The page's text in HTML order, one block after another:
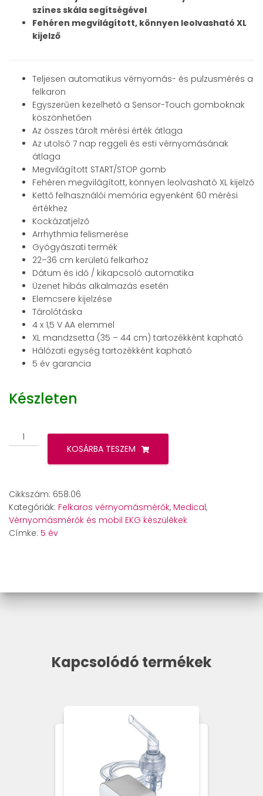
színes skála segítségével
Fehéren megvilágított, könnyen leolvasható XL
kijelző
Teljesen automatikus vérnyomás- és pulzusmérés a
felkaron
Egyszerűen kezelhető a Sensor-Touch gomboknak
köszönhetően
Az összes tárolt mérési érték átlaga
Az utolsó 7 nap reggeli és esti vérnyomásának
átlaga
Megvilágított START/STOP gomb
Fehéren megvilágított, könnyen leolvasható XL kijelző
Kettő felhasználói memória egyenként 60 mérési
értékhez
Kockázatjelző
Arrhythmia felismerése
Gyógyászati termék
22–36 cm kerületű felkarhoz
Dátum és idő / kikapcsoló automatika
Üzenet hibás alkalmazás esetén
Elemcsere kijelzése
Tárolótáska
4 x 1,5 V AA elemmel
XL mandzsetta (35 – 44 cm) tartozékként kapható
Hálózati egység tartozékként kapható
5 év garancia
Készleten
Beurer
BM
mennyiség
KOSÁRBA TESZEM
Cikkszám: 658.06
Kategóriák: Felkaros vérnyomásmérők, Medical,
Vérnyomásmérők és mobil EKG készülékek
Címke: 5 év
Kapcsolódó termékek